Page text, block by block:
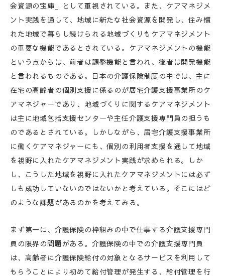
会資源の宝庫」として重視されている。また、ケアマネジメ
ント実践を通して、地域に新たな社会資源を開発し、住み慣
れた地域で暮らし続けられる地域づくりもケアマネジメント
の重要な機能であるとされている。ケアマネジメントの機能
という点からは、前者は調整機能と言われ、後者は開発機能
と言われるものである。日本の介護保険制度の中では、主に
在宅の高齢者の個別支援に係るのが居宅介護支援事業所のケ
アマネジャーであり、地域づくりに関するケアマネジメント
は主に地域包括支援センターや主任介護支援専門員の担うも
のであるとされている。しかしながら、居宅介護支援事業所
に働くケアマネジャーにも、個別の利用者支援を通して地域
を視野に入れたケアマネジメント実践が求められる。しか
し、こうした地域を視野に入れたケアマネジメントには必ず
しも成功していないのではないかと考えている。そこにはど
のような課題があるのかを考えてみる。
まず第一に、介護保険の枠組みの中で仕事する介護支援専門
員の限界の問題がある。介護保険の中での介護支援専門員
は、高齢者に介護保険給付の対象となるサービスを利用して
もらうことにより初めて給付管理が発生する、給付管理を行